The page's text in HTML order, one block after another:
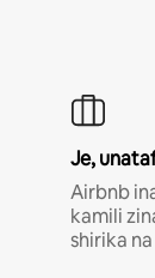
Je,
Airbnb
kamili
shirika